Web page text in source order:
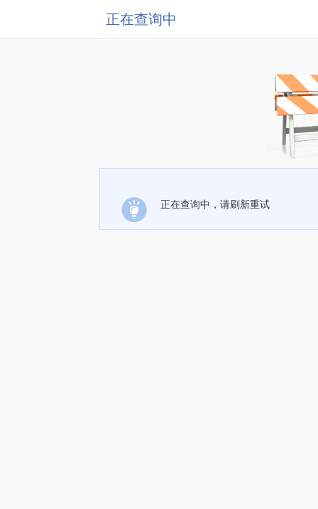
正在查询中
正在查询中，请刷新重试